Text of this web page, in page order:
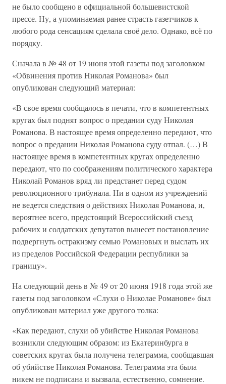
не было сообщено в официальной большевистской
прессе. Ну, а упоминаемая ранее страсть газетчиков к
любого рода сенсациям сделала своё дело. Однако, всё по
порядку.
Сначала в № 48 от 19 июня этой газеты под заголовком
«Обвинения против Николая Романова» был
опубликован следующий материал:
«В свое время сообщалось в печати, что в компетентных
кругах был поднят вопрос о предании суду Николая
Романова. В настоящее время определенно передают, что
вопрос о предании Николая Романова суду отпал. (…) В
настоящее время в компетентных кругах определенно
передают, что по соображениям политического характера
Николай Романов вряд ли предстанет перед судом
революционного трибунала. Ни в одном из учреждений
не ведется следствия о действиях Николая Романова, и,
вероятнее всего, предстоящий Всероссийский съезд
рабочих и солдатских депутатов вынесет постановление
подвергнуть остракизму семью Романовых и выслать их
из пределов Российской Федерации республики за
границу».
На следующий день в № 49 от 20 июня 1918 года этой же
газеты под заголовком «Слухи о Николае Романове» был
опубликован материал уже другого толка:
«Как передают, слухи об убийстве Николая Романова
возникли следующим образом: из Екатеринбурга в
советских кругах была получена телеграмма, сообщавшая
об убийстве Николая Романова. Телеграмма эта была
никем не подписана и вызвала, естественно, сомнение.